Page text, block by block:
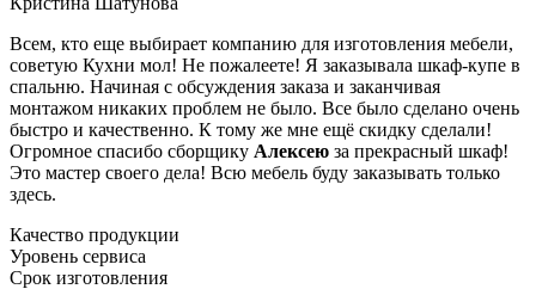
Всем, кто еще выбирает компанию для изготовления мебели,
советую Кухни мол! Не пожалеете! Я заказывала шкаф-купе в
спальню. Начиная с обсуждения заказа и заканчивая
монтажом никаких проблем не было. Все было сделано очень
быстро и качественно. К тому же мне ещё скидку сделали!
Огромное спасибо сборщику Алексею за прекрасный шкаф!
Это мастер своего дела! Всю мебель буду заказывать только
здесь.
Качество продукции
Уровень сервиса
Срок изготовления